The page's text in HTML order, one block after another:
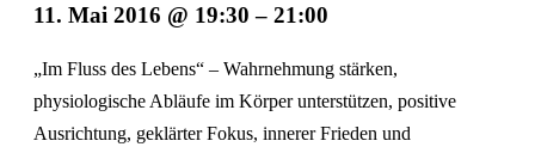
11. Mai 2016 @ 19:30 – 21:00
Veranstaltung
Navigation
„Im Fluss des Lebens“ – Wahrnehmung stärken,
physiologische Abläufe im Körper unterstützen, positive
Ausrichtung, geklärter Fokus, innerer Frieden und